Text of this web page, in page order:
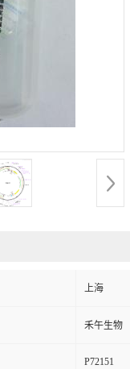
上海
禾午生物
P72151